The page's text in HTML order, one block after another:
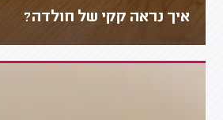
איך נראה קקי של חולדה?